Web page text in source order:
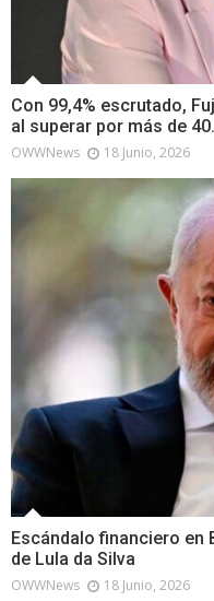
Con 99,4% escrutado,
al superar por más de
OWWNews 18 Junio, 2026
Escándalo financiero en
de Lula da Silva
OWWNews 18 Junio, 2026